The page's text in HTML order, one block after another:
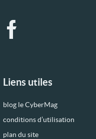
Liens utiles
blog le CyberMag
conditions d’utilisation
plan du site